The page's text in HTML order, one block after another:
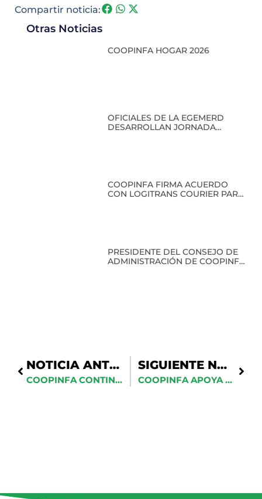
Compartir noticia:
Otras Noticias
COOPINFA HOGAR 2026
OFICIALES DE LA EGEMERD
DESARROLLAN JORNADA
COOPINFA FIRMA ACUERDO
CON LOGITRANS COURIER PARA
PRESIDENTE DEL CONSEJO DE
ADMINISTRACIÓN DE COOPINFA
NOTICIA ANTERIOR
COOPINFA CONTINÚA ELECCIÓN DE DELEGADOS CON JORNADA EN LA 5TA. BRIGADA DE INFANTERÍA DEL EJÉRCITO EN BARAHONA
SIGUIENTE NOTICIA
COOPINFA APOYA LA EDUCACIÓN MILITAR CON APADRINAMIENTO DE AULA EN EL COMFLOT